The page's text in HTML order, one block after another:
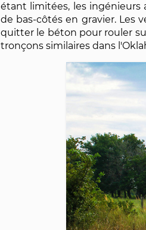
étant limitées, les ingénieurs
de bas-côtés en gravier. Les
quitter le béton pour rouler
tronçons similaires dans